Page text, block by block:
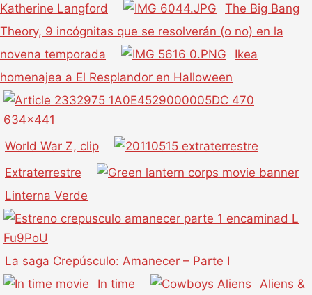
Katherine Langford
The Big Bang
Theory, 9 incógnitas que se resolverán (o no) en la
novena temporada
Ikea
homenajea a El Resplandor en Halloween
World War Z, clip
Extraterrestre
Linterna Verde
La saga Crepúsculo: Amanecer – Parte I
In time
Aliens &